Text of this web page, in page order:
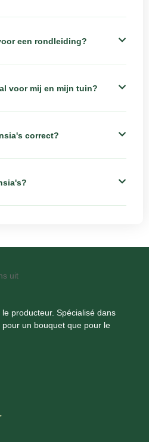
een rondleiding?
voor mij en mijn tuin?
correct?
producteur. Spécialisé dans
un bouquet que pour le